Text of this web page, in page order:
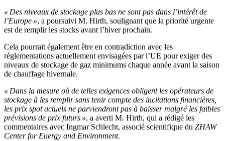
« Des niveaux de stockage plus bas ne sont pas dans l’intérêt de
l’Europe », a poursuivi M. Hirth, soulignant que la priorité urgente
est de remplir les stocks avant l’hiver prochain.
Cela pourrait également être en contradiction avec les
réglementations actuellement envisagées par l’UE pour exiger des
niveaux de stockage de gaz minimums chaque année avant la saison
de chauffage hivernale.
« Dans la mesure où de telles exigences obligent les opérateurs de
stockage à les remplir sans tenir compte des incitations financières,
les prix spot actuels ne parviendront pas à baisser malgré les faibles
prévisions de prix futurs », a averti M. Hirth, qui a rédigé les
commentaires avec Ingmar Schlecht, associé scientifique du ZHAW
Center for Energy and Environment.